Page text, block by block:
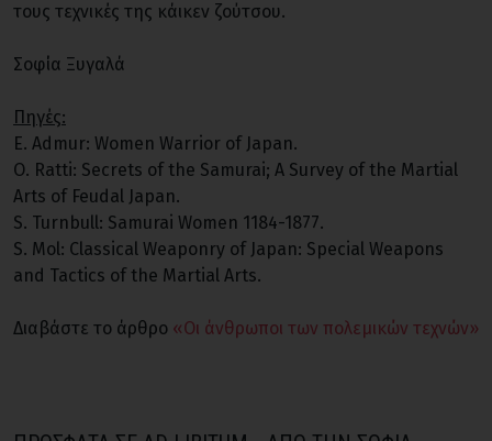
τους τεχνικές της κάικεν ζούτσου.
Σοφία Ξυγαλά
Πηγές:
Ε. Admur: Women Warrior of Japan.
O. Ratti: Secrets of the Samurai; A Survey of the Martial
Arts of Feudal Japan.
S. Turnbull: Samurai Women 1184-1877.
S. Mol: Classical Weaponry of Japan: Special Weapons
and Tactics of the Martial Arts.
Διαβάστε το άρθρο «Οι άνθρωποι των πολεμικών τεχνών»